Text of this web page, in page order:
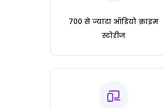
700 से ज्यादा ऑडियो क्राइम
स्टोरीज